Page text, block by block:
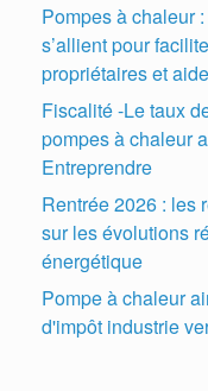
Pompes à chaleur
s’allient pour
propriétaires et
Fiscalité -Le taux
pompes à chaleur
Entreprendre
Rentrée 2026 : les
sur les évolutions
énergétique
Pompe à chaleur
d'impôt industrie